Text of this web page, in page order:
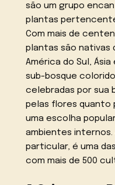
são um grupo
plantas
Com mais de
plantas são nativas
América do Sul,
sub-bosque
celebradas por sua
pelas flores quanto
uma escolha
ambientes internos.
particular, é uma
com mais de 500